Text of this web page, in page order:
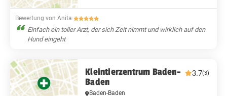
Bewertung von Anita·
Einfach ein toller Arzt, der sich Zeit nimmt und wirklich auf den
Hund eingeht
Kleintierzentrum Baden-
Baden
3.7(3)
Baden-Baden